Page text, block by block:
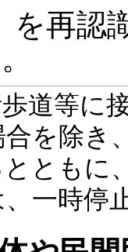
を再認
道等に
を除き
ともに
一時停